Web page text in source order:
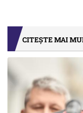
CITEȘTE MAI